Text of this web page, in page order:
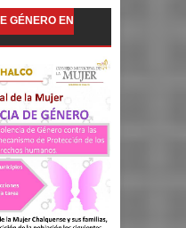
GÉNERO EN